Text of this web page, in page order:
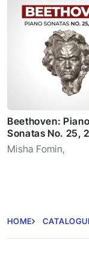
Beethoven: Piano
Sonatas No. 25,
Misha Fomin,
HOME